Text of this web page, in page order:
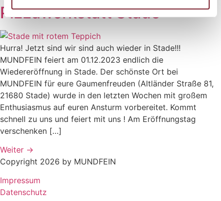
Pizzawerkstatt Stade
Hurra! Jetzt sind wir sind auch wieder in Stade!!!
MUNDFEIN feiert am 01.12.2023 endlich die
Wiedereröffnung in Stade. Der schönste Ort bei
MUNDFEIN für eure Gaumenfreuden (Altländer Straße 81,
21680 Stade) wurde in den letzten Wochen mit großem
Enthusiasmus auf euren Ansturm vorbereitet. Kommt
schnell zu uns und feiert mit uns ! Am Eröffnungstag
verschenken […]
Weiter →
Copyright 2026 by MUNDFEIN
Impressum
Datenschutz